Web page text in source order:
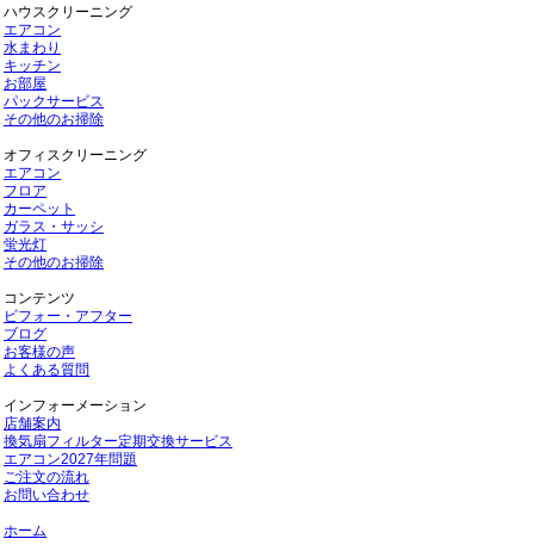
ハウスクリーニング
エアコン
水まわり
キッチン
お部屋
パックサービス
その他のお掃除
オフィスクリーニング
エアコン
フロア
カーペット
ガラス・サッシ
蛍光灯
その他のお掃除
コンテンツ
ビフォー・アフター
ブログ
お客様の声
よくある質問
インフォーメーション
店舗案内
換気扇フィルター定期交換サービス
エアコン2027年問題
ご注文の流れ
お問い合わせ
ホーム